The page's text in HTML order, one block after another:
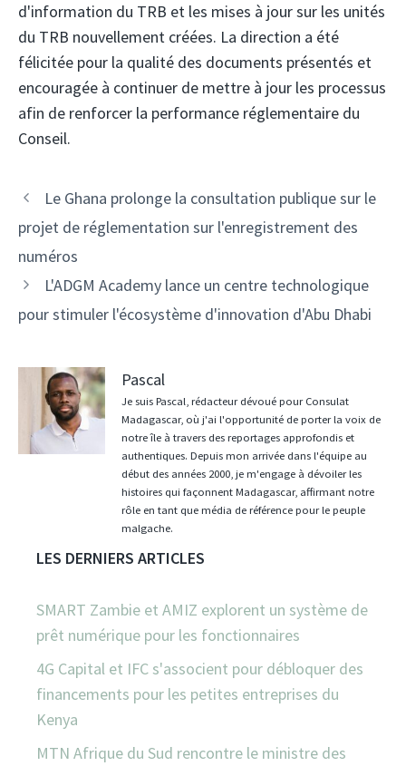
d'information du TRB et les mises à jour sur les unités
du TRB nouvellement créées. La direction a été
félicitée pour la qualité des documents présentés et
encouragée à continuer de mettre à jour les processus
afin de renforcer la performance réglementaire du
Conseil.
Navigation
des
articles
Le Ghana prolonge la consultation publique sur le
projet de réglementation sur l'enregistrement des
numéros
L'ADGM Academy lance un centre technologique
pour stimuler l'écosystème d'innovation d'Abu Dhabi
Pascal
Je suis Pascal, rédacteur dévoué pour Consulat
Madagascar, où j'ai l'opportunité de porter la voix de
notre île à travers des reportages approfondis et
authentiques. Depuis mon arrivée dans l'équipe au
début des années 2000, je m'engage à dévoiler les
histoires qui façonnent Madagascar, affirmant notre
rôle en tant que média de référence pour le peuple
malgache.
LES DERNIERS ARTICLES
SMART Zambie et AMIZ explorent un système de
prêt numérique pour les fonctionnaires
4G Capital et IFC s'associent pour débloquer des
financements pour les petites entreprises du
Kenya
MTN Afrique du Sud rencontre le ministre des